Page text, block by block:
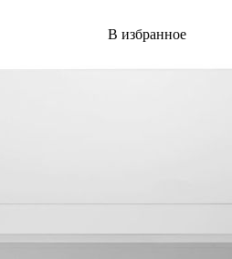
В избранное